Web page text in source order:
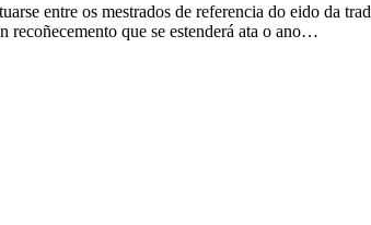
entre os mestrados de referencia do eido da
que se estenderá ata o ano…